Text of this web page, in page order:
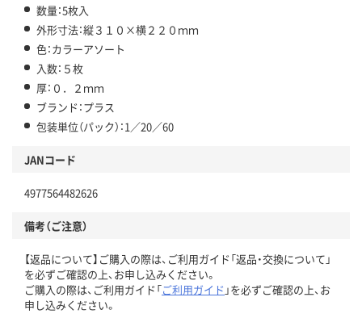
数量：5枚入
外形寸法：縦３１０×横２２０ｍｍ
色：カラーアソート
入数：５枚
厚：０．２ｍｍ
ブランド：プラス
包装単位（パック）：1／20／60
JANコード
4977564482626
備考（ご注意）
【返品について】ご購入の際は、ご利用ガイド「返品・交換について」
を必ずご確認の上、お申し込みください。
ご購入の際は、ご利用ガイド「ご利用ガイド 」を必ずご確認の上、お
申し込みください。